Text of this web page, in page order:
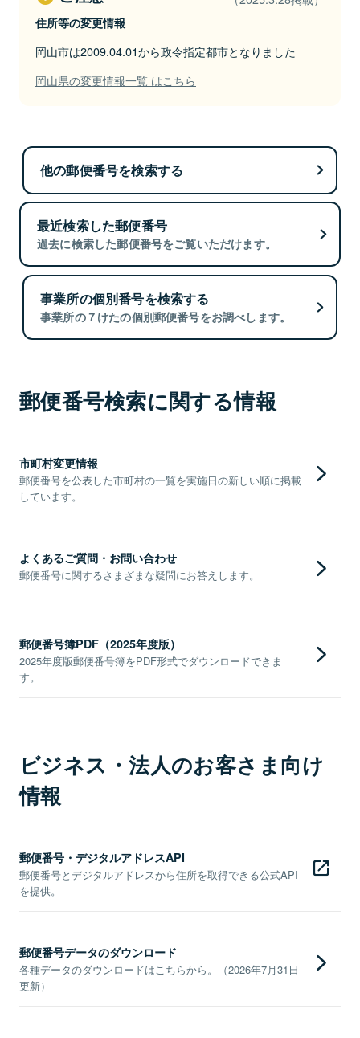
住所等の変更情報
岡山市は2009.04.01から政令指定都市となりました
岡山県の変更情報一覧 はこちら
他の郵便番号を検索する
最近検索した郵便番号
過去に検索した郵便番号をご覧いただけます。
事業所の個別番号を検索する
事業所の７けたの個別郵便番号をお調べします。
郵便番号検索に関する情報
市町村変更情報
郵便番号を公表した市町村の一覧を実施日の新しい順に掲載
しています。
よくあるご質問・お問い合わせ
郵便番号に関するさまざまな疑問にお答えします。
郵便番号簿PDF（2025年度版）
2025年度版郵便番号簿をPDF形式でダウンロードできま
す。
ビジネス・法人のお客さま向け
情報
郵便番号・デジタルアドレスAPI
郵便番号とデジタルアドレスから住所を取得できる公式API
を提供。
郵便番号データのダウンロード
各種データのダウンロードはこちらから。（2026年7月31日
更新）